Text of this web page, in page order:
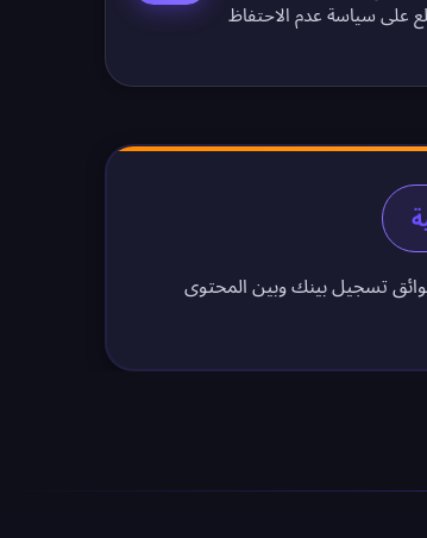
سياسة عدم الاحتفاظ
تسجيل بينك وبين المحتوى